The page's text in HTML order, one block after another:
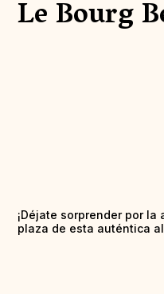
Le Bourg
¡Déjate sorprender por
plaza de esta auténtica